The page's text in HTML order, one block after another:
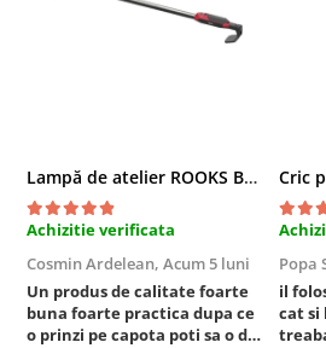
Tubulare 1/2 bihexagonale
Consumabile Si Accesorii
Accesorii auto
Clipsuri si cleme auto
Consumabile Service
Chimice Auto
Lampă de atelier ROOKS B2 HYBRID pentru capotă, 2000 lumeni, 5000 mAh
Achizitie verificata
Cosmin Ardelean, Acum 5 luni
Un produs de calitate foarte
buna foarte practica dupa ce
o prinzi pe capota poti sa o dai
Popa
il
cat si